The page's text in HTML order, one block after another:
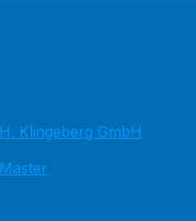
H. Klingeberg GmbH
Master